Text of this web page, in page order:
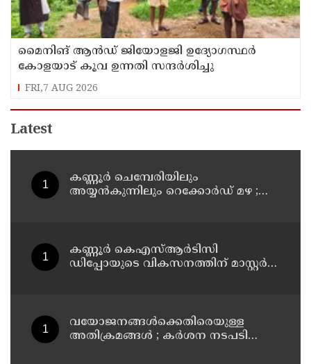
മൈനിങ് ആൻഡ്​ ജിയോളജി ഉദ്യോഗസ്ഥർ
കോളയാട് കൂവ ഉന്നതി സന്ദർശിച്ചു
FRI,7 AUG 2026
Latest
കണ്ണൂർ ചെമ്പേരിയിലും
അയ്യൻകുന്നിലും റെക്കോർഡ് മഴ ;
കണ്ണൂർ കെഎസ്ആർടിസി
ഡിപ്പോയുടെ വികസനത്തിന് മാസ്റ്റർ
വയോജനങ്ങൾക്കെതിരെയുള്ള
അതിക്രമങ്ങൾ ; കർശന നടപടി